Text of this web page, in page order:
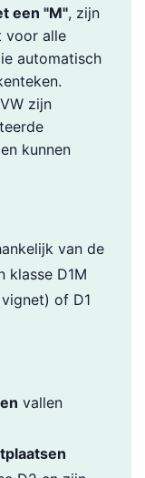
een "M", zijn
voor alle
automatisch
zijn
kunnen
van de
klasse D1M
of D1
vallen